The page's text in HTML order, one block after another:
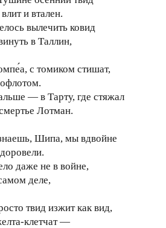
и втален.
вылечить ковид
в Таллин,
с томиком стишат,
— в Тарту, где стяжал
Лотман.
Шипа, мы вдвойне
даже не в войне,
деле,
твид изжит как вид,
клетчат —